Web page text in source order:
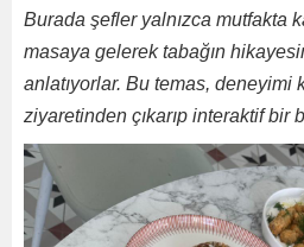
Burada şefler yalnızca mutfakta
masaya gelerek tabağın
anlatıyorlar. Bu temas, deneyimi
ziyaretinden çıkarıp interaktif bir